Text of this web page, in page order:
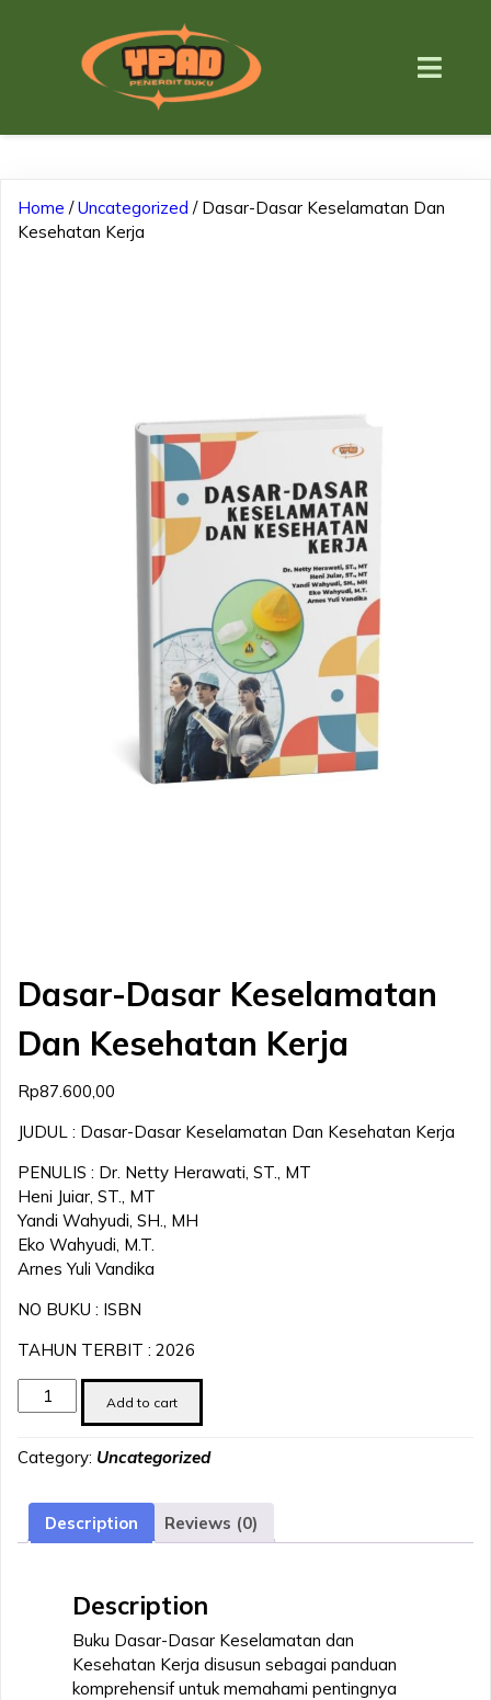
Home /Uncategorized / Dasar-Dasar Keselamatan Dan
Kesehatan Kerja
Dasar-Dasar Keselamatan
Dan Kesehatan Kerja
Rp87.600,00
JUDUL : Dasar-Dasar Keselamatan Dan Kesehatan Kerja
PENULIS : Dr. Netty Herawati, ST., MT
Heni Juiar, ST., MT
Yandi Wahyudi, SH., MH
Eko Wahyudi, M.T.
Arnes Yuli Vandika
NO BUKU : ISBN
TAHUN TERBIT : 2026
Dasar-
Dasar
Dan
Kerja
quantity
Add to cart
Category: Uncategorized
Description Reviews (0)
Description
Buku Dasar-Dasar Keselamatan dan
Kesehatan Kerja disusun sebagai panduan
komprehensif untuk memahami pentingnya